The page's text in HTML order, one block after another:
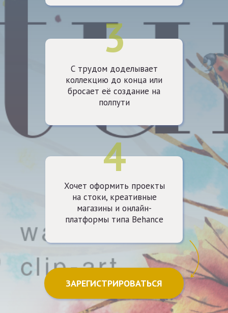
С трудом доделывает
коллекцию до конца или
бросает её создание на
полпути
Хочет оформить проекты
на стоки, креативные
магазины и онлайн-
платформы типа Behance
ЗАРЕГИСТРИРОВАТЬСЯ
3
4